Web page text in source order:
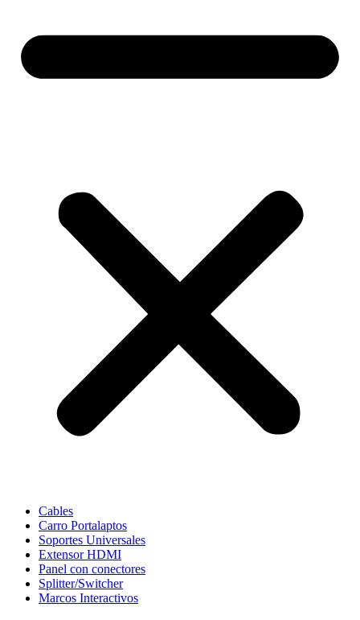
Cables
Carro Portalaptos
Soportes Universales
Extensor HDMI
Panel con conectores
Splitter/Switcher
Marcos Interactivos